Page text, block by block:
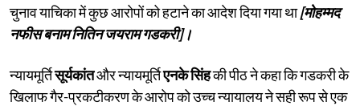
चुनाव याचिका में कुछ आरोपों को हटाने का आदेश दिया गया था[मोहम्मद
नफीस बनाम नितिन जयराम गडकरी]।
न्यायमूर्तिसूर्यकांतऔर न्यायमूर्तिएनके सिंहकी पीठ ने कहा कि गडकरी के
खिलाफ गैर-प्रकटीकरण के आरोप को उच्च न्यायालय ने सही रूप से एक